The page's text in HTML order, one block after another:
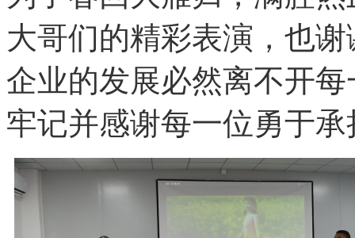
大哥们的精彩表演，也
企业的发展必然离不开
牢记并感谢每一位勇于